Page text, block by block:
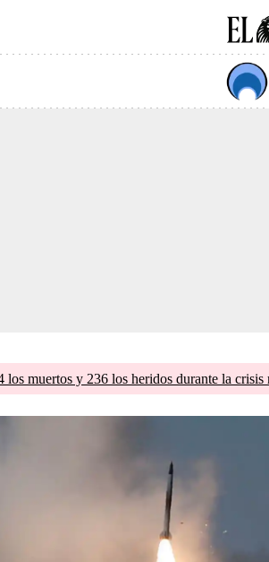
los muertos y 236 los heridos durante la crisis